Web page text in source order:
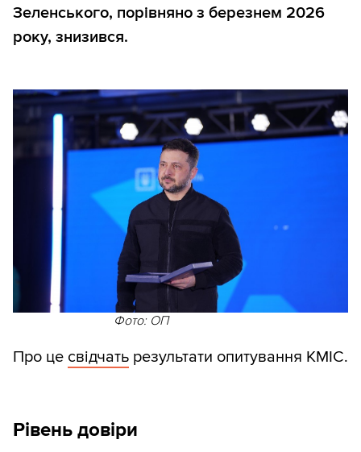
Зеленського, порівняно з березнем 2026
року, знизився.
Фото: ОП
Про це свідчать результати опитування КМІС.
Рівень довіри